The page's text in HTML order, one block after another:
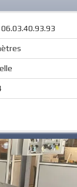
06.03.40.93.93